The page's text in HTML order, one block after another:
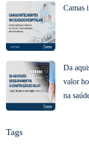
Camas
Da
valor
na
Tags